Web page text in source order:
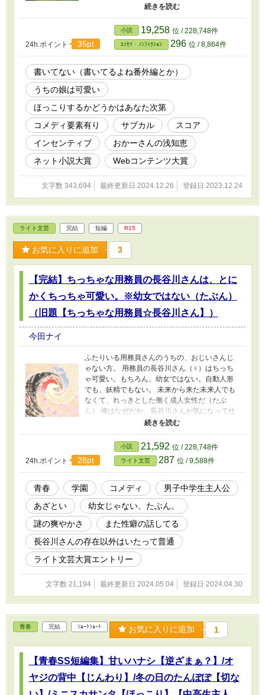
ば、いいねが少しずつ増えている……ような？
(^_^;)（ﾄﾞｺﾉﾄﾞﾅﾀｶﾞｿﾞﾝｼﾞﾏｾﾝｶﾞ､ｱﾘｶﾞﾄｳｺﾞｻﾞｲﾏｽ ※
これといって役に立つ内容は何一つ書かれてい
ないです。(^_^;) ※おかーさんが台所から語り掛
けるような文体で酷いです。平にご容赦くださ
いませ。m(_ _)m ※結果的に、各種Webコンテ
ンツ大賞に向けて昔書いた作品を投稿し続ける
おかーさんの実録物（？）の様相を呈してきま
した（なろうさんのネトコン他に浮気もします
（爆 ※半年ぐらいは毎日更新してたんですけ
ど、後ろの方はいろいろやってるので不定期で
す。 ※一年間書き続けてきて（2024/12開始）
大分長くなりましたので、こちらの2024年版は
完結させることにしました。新たに2025年版を
始めました。
→https://www.alphapolis.co.jp/novel/137407616
/163918528（投稿中） -------------------------- 本作
品は生成AI不使用です。
24h.ポイント 35pt
小説 19,258 位 / 228,748件
ｴｯｾｲ・ﾉﾝﾌｨｸｼｮﾝ 296 位 / 8,864件
書いてない（書いてるよね番外編とか）
うちの娘は可愛い
ほっこりするかどうかはあなた次第
コメディ要素有り
サブカル
スコア
インセンティブ
おかーさんの浅知恵
ネット小説大賞
Webコンテンツ大賞
文字数 343,694 最終更新日 2024.12.26 登録日 2023.12.24
ライト文芸 完結 短編 R15
お気に入りに追加 3
【完結】ちっちゃな用務員の長谷川さんは、とに
かくちっちゃ可愛い。※幼女ではない（たぶん）
（旧題【ちっちゃな用務員☆長谷川さん】）
今田ナイ
ふたりいる用務員さんのうちの、おじいさんじ
ゃない方。 用務員の長谷川さん（♀）はちっち
ゃ可愛い。もちろん、幼女ではない。自動人形
でも、妖精でもない。 未来から来た未来人でも
なくて、れっきとした働く成人女性だ（たぶ
ん） 俺はなぜだか、長谷川さんが気になって仕
方がない。 ちっちゃいから？ 可愛らしいか
――離れて暮らしている妹に、似ているから？
そんな謎めいた長谷川さんにしょうもない妄想
を掻き立てられながら、 俺達の中学生ライフは
騒々しく過ぎて行くのだった。 ☆（2024/11某
日）気が付いたらお気に入り増えてました。あ
りがとうございます。(-人-) 表紙絵は荒川図像さ
んよりお借りしました。(-人-)
https://x.com/Arkw_image No.5『はるはなあら
し』 ※この話はフィクションです。バカ話を全
力で書きました。 ※昔の週刊少年サ○デーの読切
みたいだなと思いました。(^_^;)（そして連載に
は至らない感じの） ※中坊達がバカ話で性癖の
がいるのでR15です（R指定の無駄遣い） ※R15
指定に従い、残虐表現や性的な仄めかしがある
話には＊を付けて……はおりますが、正直、必
要かどうかは（ry ※カテゴリーはライト文芸ま
たは青春かと思いますが、長谷川さんの存在は
限りなくファンタジーです。 毎年ライト文芸大
賞にエントリーする予定です。 -------------- 旧題
『ちっちゃな用務員☆長谷川さん』40枚
（16000字）2010/5月PNイマダ名義 ※某小説投
稿サイトのお題企画で書いた作品を改稿したも
のです。 -------------- 本作品は生成AI不使用で
24h.ポイント 28pt
小説 21,592 位 / 228,748件
ライト文芸 287 位 / 9,588件
青春 学園 コメディ
男子中学生主人公
あざとい
幼女じゃない、たぶん。
謎の爽やかさ
また性癖の話してる
長谷川さんの存在以外はいたって普通
ライト文芸大賞エントリー
文字数 21,194 最終更新日 2024.05.04 登録日 2024.04.30
青春 完結 ｼｮｰﾄｼｮｰﾄ お気に入りに追加 1
【青春SS短編集】甘いハナシ【逆ざまぁ？】/オ
ヤジの背中【じんわり】/冬の日のたんぽぽ【切な